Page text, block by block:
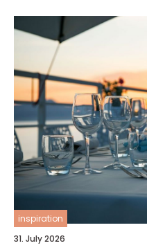
inspiration
31. July 2026